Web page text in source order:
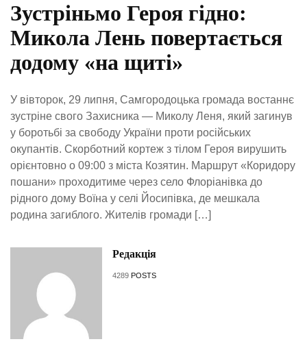
Зустріньмо Героя гідно:
Микола Лень повертається
додому «на щиті»
У вівторок, 29 липня, Самгородоцька громада востаннє
зустріне свого Захисника — Миколу Леня, який загинув
у боротьбі за свободу України проти російських
окупантів. Скорботний кортеж з тілом Героя вирушить
орієнтовно о 09:00 з міста Козятин. Маршрут «Коридору
пошани» проходитиме через село Флоріанівка до
рідного дому Воїна у селі Йосипівка, де мешкала
родина загиблого. Жителів громади […]
Редакція
4289 POSTS